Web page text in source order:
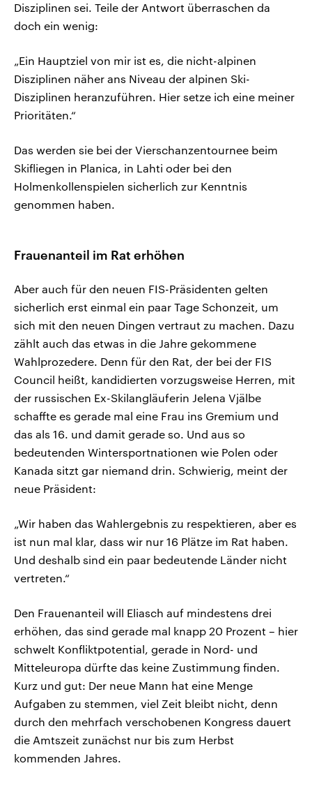
Disziplinen sei. Teile der Antwort überraschen da
doch ein wenig:
„Ein Hauptziel von mir ist es, die nicht-alpinen
Disziplinen näher ans Niveau der alpinen Ski-
Disziplinen heranzuführen. Hier setze ich eine meiner
Prioritäten.“
Das werden sie bei der Vierschanzentournee beim
Skifliegen in Planica, in Lahti oder bei den
Holmenkollenspielen sicherlich zur Kenntnis
genommen haben.
Frauenanteil im Rat erhöhen
Aber auch für den neuen FIS-Präsidenten gelten
sicherlich erst einmal ein paar Tage Schonzeit, um
sich mit den neuen Dingen vertraut zu machen. Dazu
zählt auch das etwas in die Jahre gekommene
Wahlprozedere. Denn für den Rat, der bei der FIS
Council heißt, kandidierten vorzugsweise Herren, mit
der russischen Ex-Skilangläuferin Jelena Vjälbe
schaffte es gerade mal eine Frau ins Gremium und
das als 16. und damit gerade so. Und aus so
bedeutenden Wintersportnationen wie Polen oder
Kanada sitzt gar niemand drin. Schwierig, meint der
neue Präsident:
„Wir haben das Wahlergebnis zu respektieren, aber es
ist nun mal klar, dass wir nur 16 Plätze im Rat haben.
Und deshalb sind ein paar bedeutende Länder nicht
vertreten.“
Den Frauenanteil will Eliasch auf mindestens drei
erhöhen, das sind gerade mal knapp 20 Prozent – hier
schwelt Konfliktpotential, gerade in Nord- und
Mitteleuropa dürfte das keine Zustimmung finden.
Kurz und gut: Der neue Mann hat eine Menge
Aufgaben zu stemmen, viel Zeit bleibt nicht, denn
durch den mehrfach verschobenen Kongress dauert
die Amtszeit zunächst nur bis zum Herbst
kommenden Jahres.